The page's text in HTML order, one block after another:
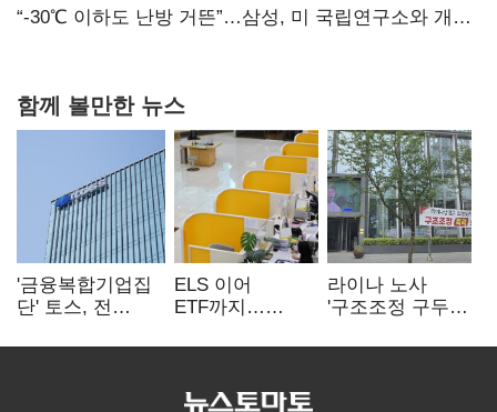
없어”
“-30℃ 이하도 난방 거뜬”…삼성, 미 국립연구소와 개발
함께 볼만한 뉴스
'금융복합기업집
단' 토스, 전
표준화
ELS 이어
ETF까지…
제동 걸린 은행
라이나 노사
'구조조정 구두